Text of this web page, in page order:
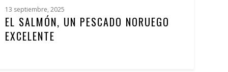
13 septiembre, 2025
EL SALMÓN, UN PESCADO NORUEGO
EXCELENTE